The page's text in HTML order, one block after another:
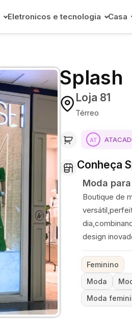
Eletronicos e tecnologia Casa
Splash
Loja 81
Térreo
Conheça
Moda
Boutique de
design
Feminino
Moda
Moda